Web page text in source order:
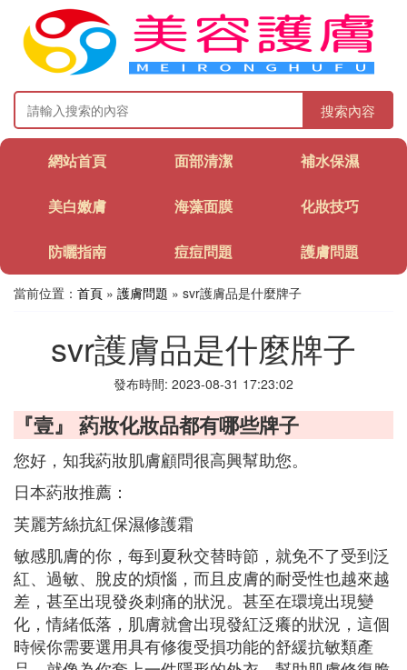
搜索內容
網站首頁 面部清潔 補水保濕
美白嫩膚 海藻面膜 化妝技巧
防曬指南 痘痘問題 護膚問題
當前位置： 首頁 » 護膚問題 » svr護膚品是什麼牌子
svr護膚品是什麼牌子
發布時間: 2023-08-31 17:23:02
『壹』 葯妝化妝品都有哪些牌子
您好，知我葯妝肌膚顧問很高興幫助您。
日本葯妝推薦：
芙麗芳絲抗紅保濕修護霜
敏感肌膚的你，每到夏秋交替時節，就免不了受到泛
紅、過敏、脫皮的煩惱，而且皮膚的耐受性也越來越
差，甚至出現發炎刺痛的狀況。甚至在環境出現變
化，情緒低落，肌膚就會出現發紅泛癢的狀況，這個
時候你需要選用具有修復受損功能的舒緩抗敏類產